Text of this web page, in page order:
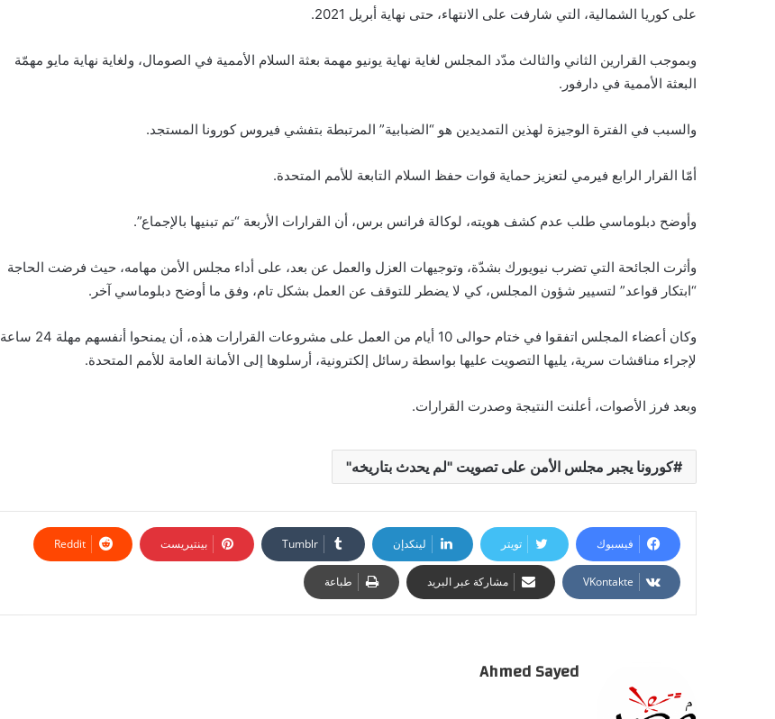
على كوريا الشمالية، التي شارفت على الانتهاء، حتى نهاية أبريل 2021.
وبموجب القرارين الثاني والثالث مدّد المجلس لغاية نهاية يونيو مهمة بعثة السلام الأممية في الصومال، ولغاية نهاية مايو مهمّة
البعثة الأممية في دارفور.
والسبب في الفترة الوجيزة لهذين التمديدين هو “الضبابية” المرتبطة بتفشي فيروس كورونا المستجد.
أمّا القرار الرابع فيرمي لتعزيز حماية قوات حفظ السلام التابعة للأمم المتحدة.
وأوضح دبلوماسي طلب عدم كشف هويته، لوكالة فرانس برس، أن القرارات الأربعة “تم تبنيها بالإجماع”.
وأثرت الجائحة التي تضرب نيويورك بشدّة، وتوجيهات العزل والعمل عن بعد، على أداء مجلس الأمن مهامه، حيث فرضت الحاجة
“ابتكار قواعد” لتسيير شؤون المجلس، كي لا يضطر للتوقف عن العمل بشكل تام، وفق ما أوضح دبلوماسي آخر.
وكان أعضاء المجلس اتفقوا في ختام حوالى 10 أيام من العمل على مشروعات القرارات هذه، أن يمنحوا أنفسهم مهلة 24 ساعة
لإجراء مناقشات سرية، يليها التصويت عليها بواسطة رسائل إلكترونية، أرسلوها إلى الأمانة العامة للأمم المتحدة.
وبعد فرز الأصوات، أعلنت النتيجة وصدرت القرارات.
كورونا يجبر مجلس الأمن على تصويت "لم يحدث بتاريخه"
فيسبوك تويتر لينكدإن بينتيريست
مشاركة عبر البريد طباعة
Ahmed Sayed